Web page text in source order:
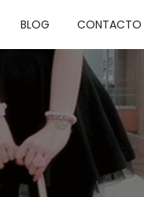
BLOG CONTACTO